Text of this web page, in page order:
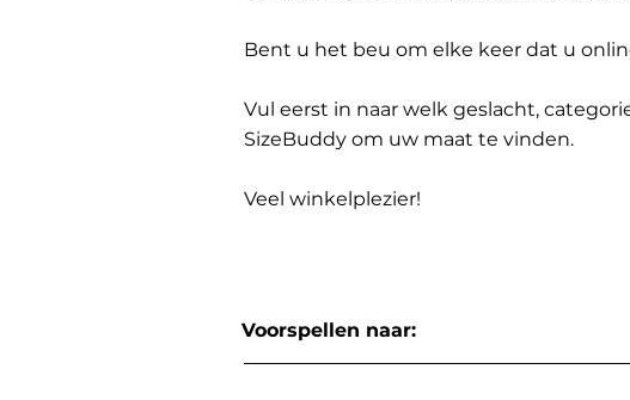
Bent u het beu om elke keer dat u
Vul eerst in naar welk geslacht,
SizeBuddy om uw maat te vinden.
Veel winkelplezier!
Voorspellen naar: